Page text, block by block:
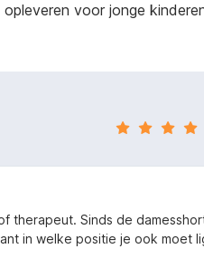
voor jonge
therapeut. Sinds de
in welke positie je ook moet